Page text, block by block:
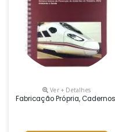
Ver + Detalhes
Fabricação Própria,